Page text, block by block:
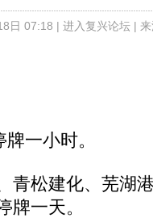
日 07:18 | 进入复兴论坛| 来
一小时。
松建化、芜湖
牌一天。